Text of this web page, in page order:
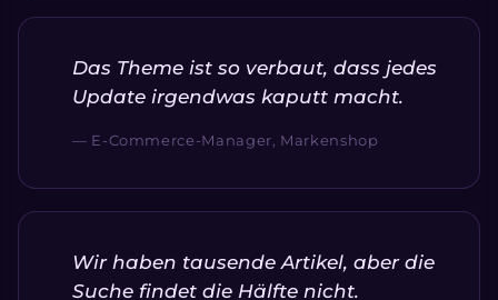
Das Theme ist so verbaut, dass jedes
Update irgendwas kaputt macht.
— E-Commerce-Manager, Markenshop
Wir haben tausende Artikel, aber die
Suche findet die Hälfte nicht.